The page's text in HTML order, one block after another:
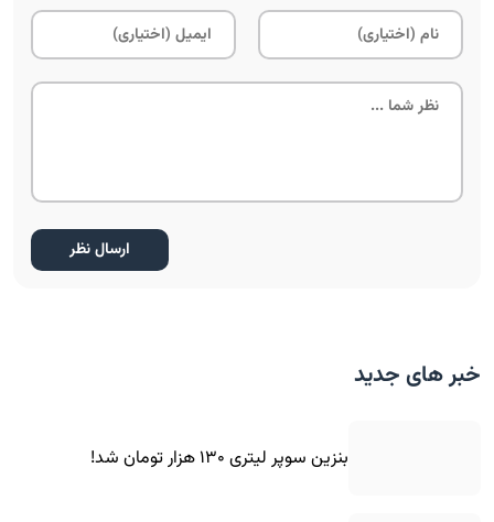
خبر های جدید
بنزین سوپر لیتری ۱۳۰ هزار تومان شد!